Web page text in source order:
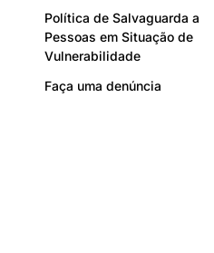
Política de Salvaguarda a
Pessoas em Situação de
Vulnerabilidade
Faça uma denúncia